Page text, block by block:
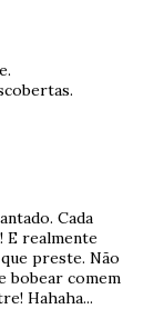
Cada
E realmente
preste. Não
bobear comem
Hahaha...